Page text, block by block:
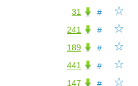
☆
#
31
☆
#
241
☆
#
189
☆
#
441
☆
#
147